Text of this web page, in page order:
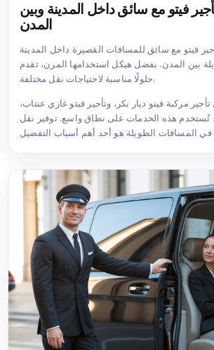
فيتو مع سائق داخل المدينة وبين
المدن
فيتو مع سائق للمسافات القصيرة داخل المدينة
بين المدن. بفضل هيكل استخدامها المرن، تقدم
حلولًا مناسبة لاحتياجات نقل مختلفة.
مركبة فيتو ديار بكر، وتأجير فيتو غازي عنتاب،
تُستخدم هذه الخدمات على نطاق واسع. توفير نقل